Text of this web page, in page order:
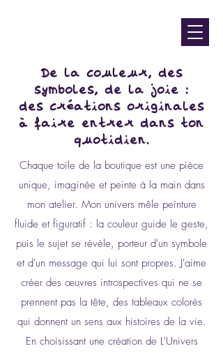
De la couleur, des
symboles, de la joie :
des créations originales
à faire entrer dans ton
quotidien.
Chaque toile de la boutique est une pièce
unique, imaginée et peinte à la main dans
mon atelier. Mon univers mêle peinture
fluide et figuratif : la couleur guide le geste,
puis le sujet se révèle, porteur d'un symbole
et d'un message qui lui sont propres. J'aime
créer des œuvres introspectives qui ne se
prennent pas la tête, des tableaux colorés
qui donnent un sens aux histoires de la vie.
En choisissant une création de L'Univers